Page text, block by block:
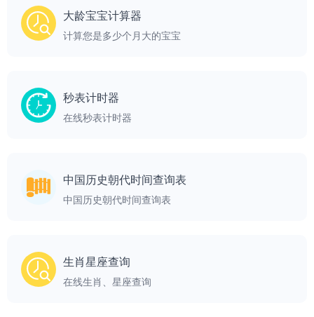
大龄宝宝计算器
计算您是多少个月大的宝宝
秒表计时器
在线秒表计时器
中国历史朝代时间查询表
中国历史朝代时间查询表
生肖星座查询
在线生肖、星座查询